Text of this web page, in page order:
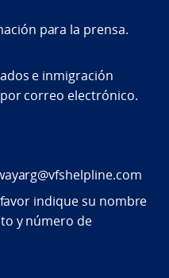
para la prensa.
e inmigración
correo electrónico.
indique su nombre
y número de